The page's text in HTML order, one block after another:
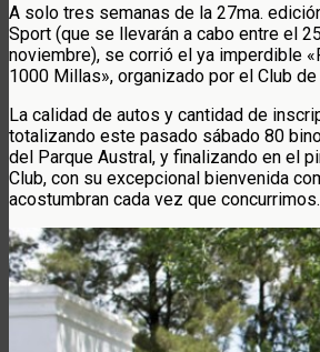
A solo tres semanas de la 27ma.
Sport (que se llevarán a cabo entre el
noviembre), se corrió el ya imperdible
1000 Millas», organizado por el Club
La calidad de autos y cantidad de
totalizando este pasado sábado 80
del Parque Austral, y finalizando en el
Club, con su excepcional bienvenida
acostumbran cada vez que concurrimos.